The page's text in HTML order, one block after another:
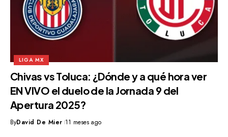
LIGA MX
Chivas vs Toluca: ¿Dónde y a qué hora ver
EN VIVO el duelo de la Jornada 9 del
Apertura 2025?
ByDavid De Mier 11 meses ago